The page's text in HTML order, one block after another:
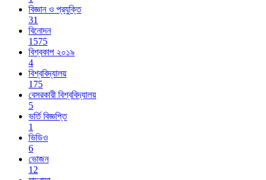
বিজ্ঞান ও প্রযুক্তি
31
বিনোদন
1575
বিশ্বকাপ ২০১৯
4
বিশ্ববিদ্যালয়
175
বেসরকারী বিশ্ববিদ্যালয়
5
ভর্তি বিজ্ঞপ্তি
1
ভিডিও
6
ভোজন
12